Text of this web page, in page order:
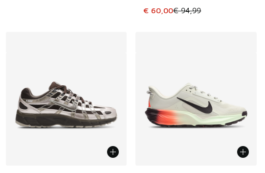
Dit artikel is in de uitverkoop. Dit
€ 60,00€ 94,99